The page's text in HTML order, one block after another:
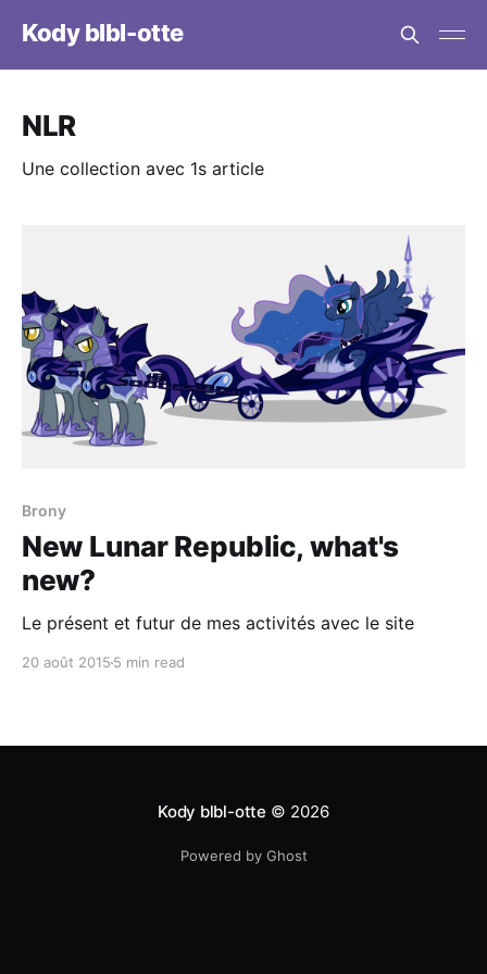
Kody blbl-otte
NLR
Une collection avec 1s article
Brony
New Lunar Republic, what's
new?
Le présent et futur de mes activités avec le site
20 août 2015 5 min read
Kody blbl-otte © 2026
Powered by Ghost